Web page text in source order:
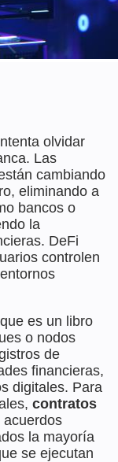
olvidar
Las
cambiando
eliminando a
bancos o
la
DeFi
controlen
que es un libro
o nodos
de
financieras,
digitales. Para
contratos
acuerdos
la mayoría
se ejecutan